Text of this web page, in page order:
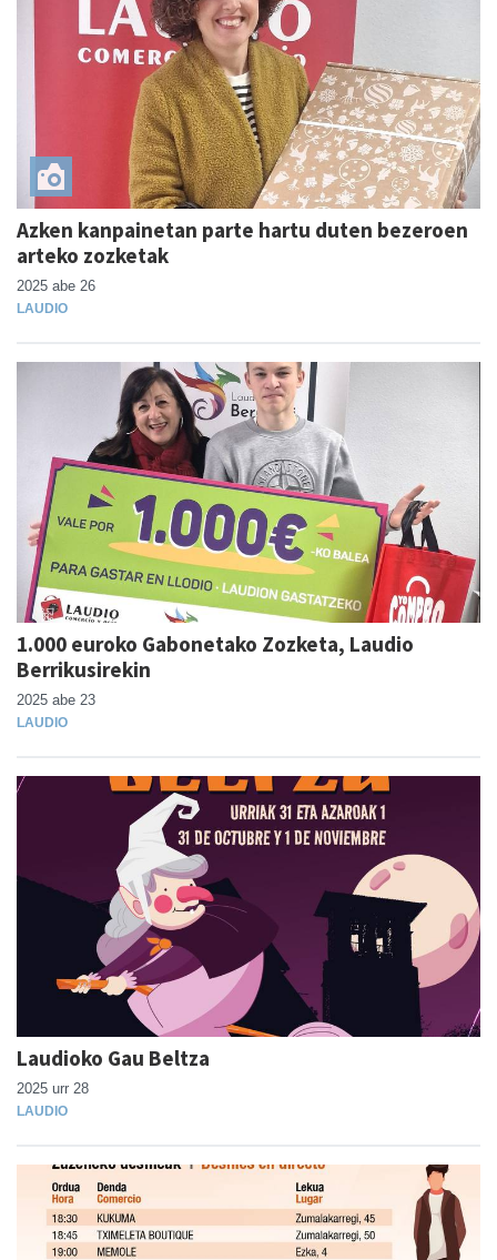
Azken kanpainetan parte hartu duten bezeroen
arteko zozketak
2025 abe 26
LAUDIO
1.000 euroko Gabonetako Zozketa, Laudio
Berrikusirekin
2025 abe 23
LAUDIO
Laudioko Gau Beltza
2025 urr 28
LAUDIO